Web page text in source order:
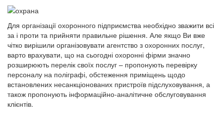
Для організації охоронного підприємства необхідно зважити всі
за і проти та прийняти правильне рішення. Але якщо Ви вже
чітко вирішили організовувати агентство з охоронних послуг,
варто врахувати, що на сьогодні охоронні фірми значно
розширюють перелік своїх послуг – пропонують перевірку
персоналу на поліграфі, обстеження приміщень щодо
встановлених несанкціонованих пристроїв підслуховування, а
також пропонують інформаційно-аналітичне обслуговування
клієнтів.